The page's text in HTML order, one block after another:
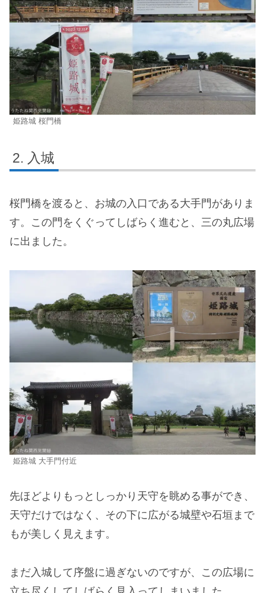
姫路城 桜門橋
入城
桜門橋を渡ると、お城の入口である大手門がありま
す。この門をくぐってしばらく進むと、三の丸広場
に出ました。
姫路城 大手門付近
先ほどよりもっとしっかり天守を眺める事ができ、
天守だけではなく、その下に広がる城壁や石垣まで
もが美しく見えます。
まだ入城して序盤に過ぎないのですが、この広場に